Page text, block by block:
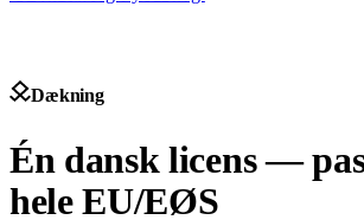
Dækning
Én dansk licens —
hele EU/EØS